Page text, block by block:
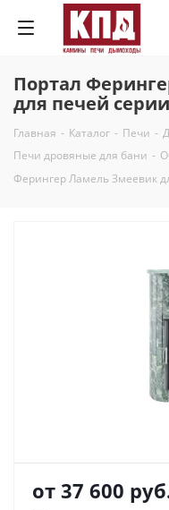
Портал
для печей
Главная - Каталог - Печи -
Печи дровяные для бани -
Ферингер Ламель Змеевик
от 37 600